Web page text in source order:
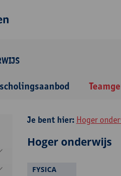
Je bent hier: Hoger
Hoger onderwijs
FYSICA